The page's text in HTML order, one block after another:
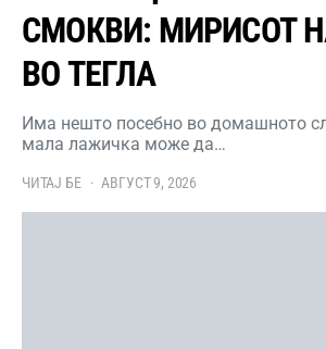
СМОКВИ: МИРИСОТ
ВО ТЕГЛА
Има нешто посебно во домашното
мала лажичка може да…
ЧИТАЈ БЕ АВГУСТ 9, 2026